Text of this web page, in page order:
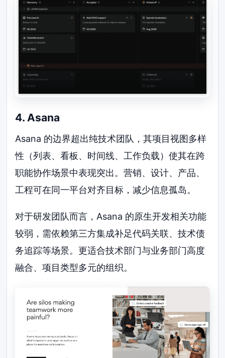
4. Asana
Asana 的边界超出纯技术团队，其项目视图多样
性（列表、看板、时间线、工作负载）使其在跨
职能协作场景中表现突出。营销、设计、产品、
工程可在同一平台对齐目标，减少信息孤岛。
对于研发团队而言，Asana 的原生开发相关功能
较弱，需依赖第三方集成补足代码关联、技术债
务追踪等场景。更适合技术部门与业务部门高度
融合、项目类型多元的组织。